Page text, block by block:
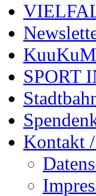
KuuKuM
SPORT
Kontakt